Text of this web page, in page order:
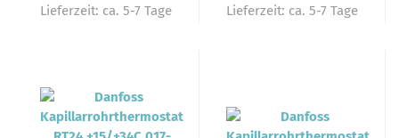
Lieferzeit: ca. 5-7 Tage
Lieferzeit: ca. 5-7 Tage